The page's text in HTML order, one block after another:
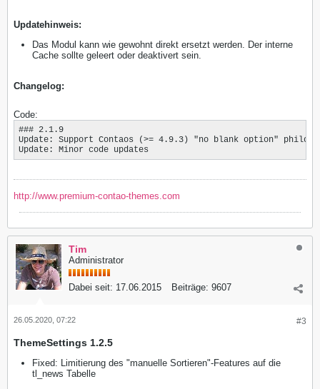
Updatehinweis:
Das Modul kann wie gewohnt direkt ersetzt werden. Der interne
Cache sollte geleert oder deaktivert sein.
Changelog:
Code:
### 2.1.9
Update: Support Contaos (>= 4.9.3) "no blank option"
Update: Minor code updates
http://www.premium-contao-themes.com
Tim
Administrator
Dabei seit: 17.06.2015 Beiträge: 9607
#3
26.05.2020, 07:22
ThemeSettings 1.2.5
Fixed: Limitierung des "manuelle Sortieren"-Features auf die
tl_news Tabelle